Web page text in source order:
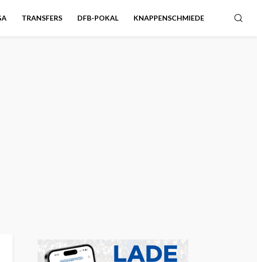
TRANSFERS DFB-POKAL KNAPPENSCHMIEDE